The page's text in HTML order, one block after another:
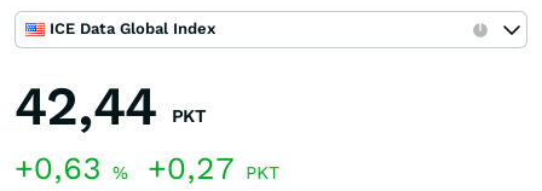
ICE Data Global Index
42,44 PKT
+0,63 % +0,27 PKT